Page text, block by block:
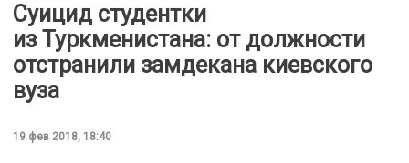
Суицид студентки
из Туркменистана: от должности
отстранили замдекана киевского
вуза
19 фев 2018, 18:40